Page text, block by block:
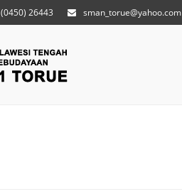
(0450) 26443 sman_torue@yahoo.com